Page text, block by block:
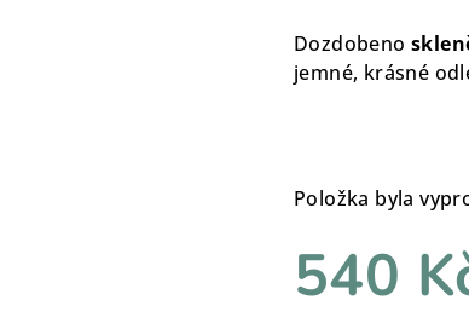
Dozdobeno
jemné, krásné
Položka byla
540